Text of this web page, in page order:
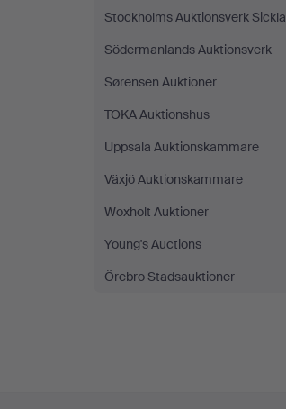
Stockholms Auktionsverk Sickla
Södermanlands Auktionsverk
Sørensen Auktioner
TOKA Auktionshus
Uppsala Auktionskammare
Växjö Auktionskammare
Woxholt Auktioner
Young's Auctions
Örebro Stadsauktioner